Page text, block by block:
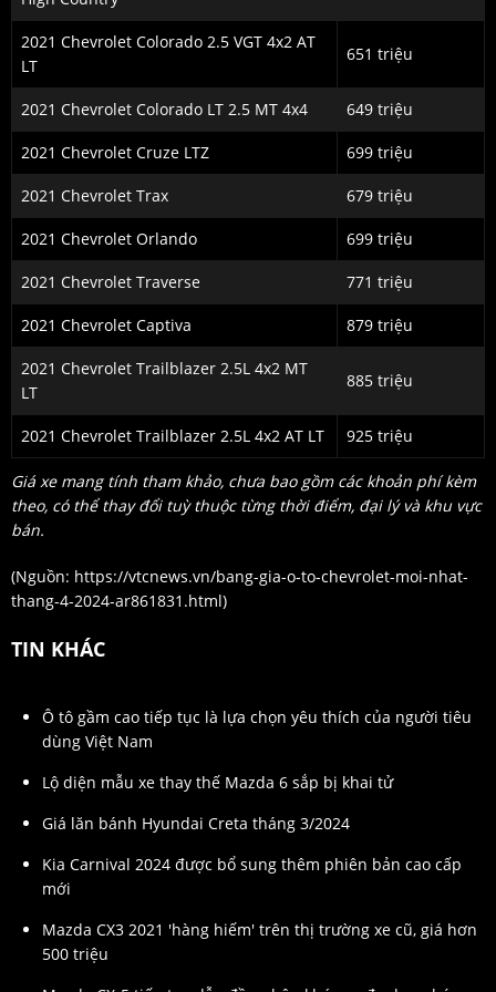
2021 Chevrolet Colorado 2.5 VGT 4x2 AT
LT
651 triệu
2021 Chevrolet Colorado LT 2.5 MT 4x4 649 triệu
2021 Chevrolet Cruze LTZ 699 triệu
2021 Chevrolet Trax 679 triệu
2021 Chevrolet Orlando 699 triệu
2021 Chevrolet Traverse 771 triệu
2021 Chevrolet Captiva 879 triệu
2021 Chevrolet Trailblazer 2.5L 4x2 MT
LT
885 triệu
2021 Chevrolet Trailblazer 2.5L 4x2 AT LT 925 triệu
Giá xe mang tính tham khảo, chưa bao gồm các khoản phí kèm
theo, có thể thay đổi tuỳ thuộc từng thời điểm, đại lý và khu vực
bán.
(Nguồn: https://vtcnews.vn/bang-gia-o-to-chevrolet-moi-nhat-
thang-4-2024-ar861831.html)
TIN KHÁC
Ô tô gầm cao tiếp tục là lựa chọn yêu thích của người tiêu
dùng Việt Nam
Lộ diện mẫu xe thay thế Mazda 6 sắp bị khai tử
Giá lăn bánh Hyundai Creta tháng 3/2024
Kia Carnival 2024 được bổ sung thêm phiên bản cao cấp
mới
Mazda CX3 2021 'hàng hiếm' trên thị trường xe cũ, giá hơn
500 triệu